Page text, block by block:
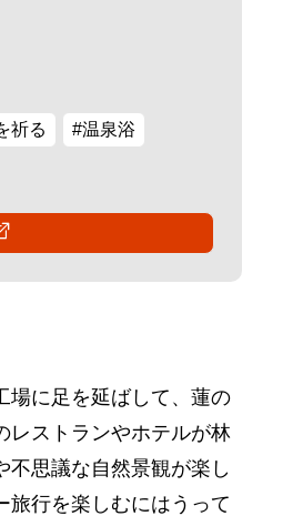
祈る #温泉浴
場に足を延ばして、蓮の
レストランやホテルが林
思議な自然景観が楽し
旅行を楽しむにはうって